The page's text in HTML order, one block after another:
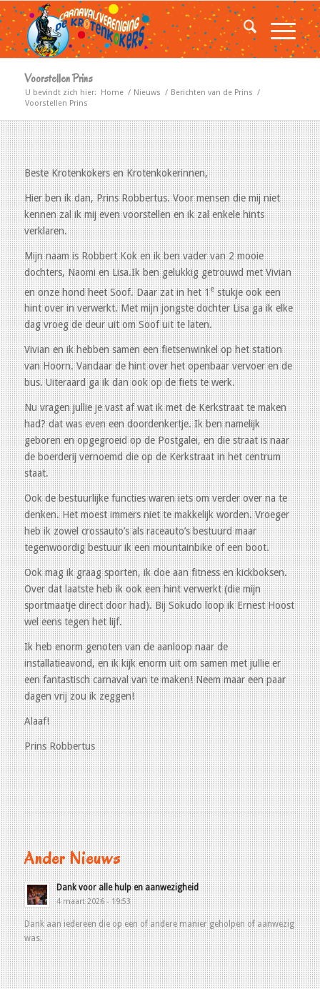
Voorstellen Prins
U bevindt zich hier: Home / Nieuws / Berichten van de Prins /
Voorstellen Prins
Beste Krotenkokers en Krotenkokerinnen,
Hier ben ik dan, Prins Robbertus. Voor mensen die mij niet
kennen zal ik mij even voorstellen en ik zal enkele hints
verklaren.
Mijn naam is Robbert Kok en ik ben vader van 2 mooie
dochters, Naomi en Lisa.Ik ben gelukkig getrouwd met Vivian
en onze hond heet Soof. Daar zat in het 1estukje ook een
hint over in verwerkt. Met mijn jongste dochter Lisa ga ik elke
dag vroeg de deur uit om Soof uit te laten.
Vivian en ik hebben samen een fietsenwinkel op het station
van Hoorn. Vandaar de hint over het openbaar vervoer en de
bus. Uiteraard ga ik dan ook op de fiets te werk.
Nu vragen jullie je vast af wat ik met de Kerkstraat te maken
had? dat was even een doordenkertje. Ik ben namelijk
geboren en opgegroeid op de Postgalei, en die straat is naar
de boerderij vernoemd die op de Kerkstraat in het centrum
staat.
Ook de bestuurlijke functies waren iets om verder over na te
denken. Het moest immers niet te makkelijk worden. Vroeger
heb ik zowel crossauto’s als raceauto’s bestuurd maar
tegenwoordig bestuur ik een mountainbike of een boot.
Ook mag ik graag sporten, ik doe aan fitness en kickboksen.
Over dat laatste heb ik ook een hint verwerkt (die mijn
sportmaatje direct door had). Bij Sokudo loop ik Ernest Hoost
wel eens tegen het lijf.
Ik heb enorm genoten van de aanloop naar de
installatieavond, en ik kijk enorm uit om samen met jullie er
een fantastisch carnaval van te maken! Neem maar een paar
dagen vrij zou ik zeggen!
Alaaf!
Prins Robbertus
Ander Nieuws
Dank voor alle hulp en aanwezigheid
4 maart 2026 - 19:53
Dank aan iedereen die op een of andere manier geholpen of aanwezig
was.